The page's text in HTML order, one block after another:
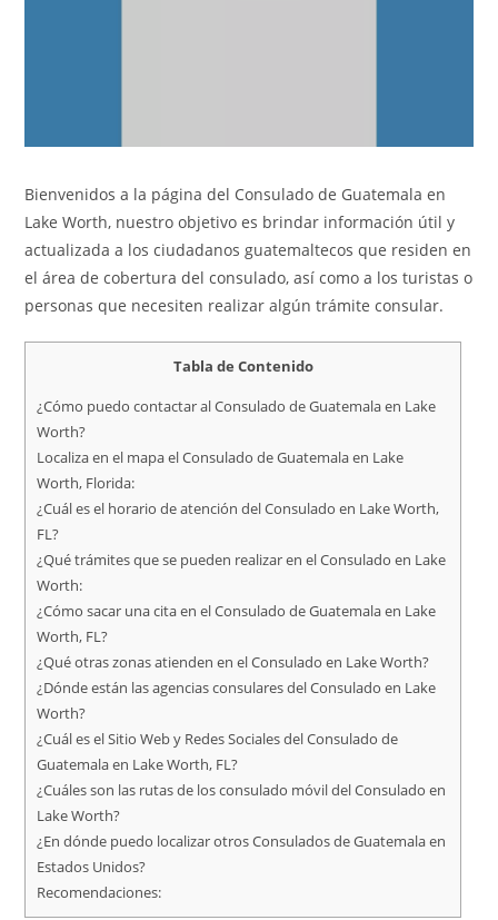
Bienvenidos a la página del Consulado de Guatemala en
Lake Worth, nuestro objetivo es brindar información útil y
actualizada a los ciudadanos guatemaltecos que residen en
el área de cobertura del consulado, así como a los turistas o
personas que necesiten realizar algún trámite consular.
Tabla de Contenido
¿Cómo puedo contactar al Consulado de Guatemala en Lake
Worth?
Localiza en el mapa el Consulado de Guatemala en Lake
Worth, Florida:
¿Cuál es el horario de atención del Consulado en Lake Worth,
FL?
¿Qué trámites que se pueden realizar en el Consulado en Lake
Worth:
¿Cómo sacar una cita en el Consulado de Guatemala en Lake
Worth, FL?
¿Qué otras zonas atienden en el Consulado en Lake Worth?
¿Dónde están las agencias consulares del Consulado en Lake
Worth?
¿Cuál es el Sitio Web y Redes Sociales del Consulado de
Guatemala en Lake Worth, FL?
¿Cuáles son las rutas de los consulado móvil del Consulado en
Lake Worth?
¿En dónde puedo localizar otros Consulados de Guatemala en
Estados Unidos?
Recomendaciones: